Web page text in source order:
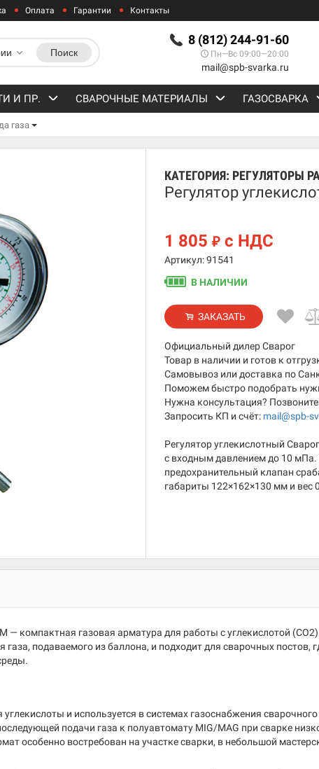
Оплата Гарантии Контакты
8 (812) 244-91-60
Пн—Вс 09:00—20:00
mail@spb-svarka.ru
Поиск
И ПР. СВАРОЧНЫЕ МАТЕРИАЛЫ ГАЗОСВАРКА
газа
КАТЕГОРИЯ: РЕГУЛЯТОРЫ
Регулятор
1 805₽ с НДС
Артикул: 91541
В НАЛИЧИИ
ЗАКАЗАТЬ
Официальный дилер Сварог
Товар в наличии и готов к
Самовывоз или доставка по
Поможем быстро подобрать
Нужна консультация?
Запросить КП и счёт: mail@spb-
Регулятор углекислотный
с входным давлением до 10
предохранительный клапан
габариты 122×162×130 мм и вес
— компактная газовая арматура для работы с углекислотой
подаваемого из баллона, и подходит для сварочных постов,
и используется в системах газоснабжения
подачи газа к полуавтомату MIG/MAG при сварке
особенно востребован на участке сварки, в небольшой